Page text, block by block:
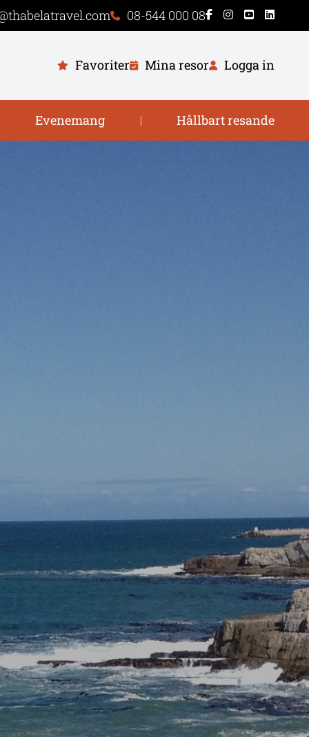
08-544 000 08
Favoriter Mina resor Logga in
Evenemang | Hållbart resande